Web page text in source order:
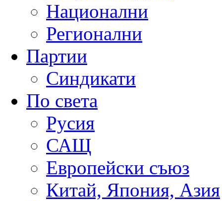
Национални
Регионални
Партии
Синдикати
По света
Русия
САЩ
Европейски съюз
Китай, Япония, Азия